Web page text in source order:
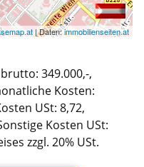
| Daten:immobilienseiten.at
349.000,-,
Kosten:
USt: 8,72,
Kosten USt:
zzgl. 20% USt.